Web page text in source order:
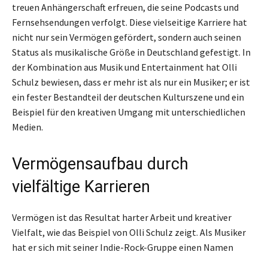
treuen Anhängerschaft erfreuen, die seine Podcasts und
Fernsehsendungen verfolgt. Diese vielseitige Karriere hat
nicht nur sein Vermögen gefördert, sondern auch seinen
Status als musikalische Größe in Deutschland gefestigt. In
der Kombination aus Musik und Entertainment hat Olli
Schulz bewiesen, dass er mehr ist als nur ein Musiker; er ist
ein fester Bestandteil der deutschen Kulturszene und ein
Beispiel für den kreativen Umgang mit unterschiedlichen
Medien.
Vermögensaufbau durch
vielfältige Karrieren
Vermögen ist das Resultat harter Arbeit und kreativer
Vielfalt, wie das Beispiel von Olli Schulz zeigt. Als Musiker
hat er sich mit seiner Indie-Rock-Gruppe einen Namen